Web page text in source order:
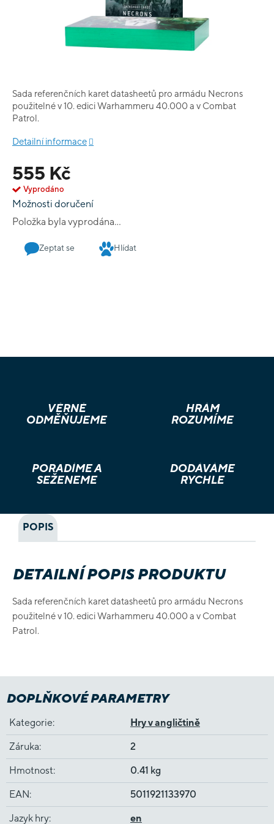
555 Kč
Vyprodáno
Možnosti doručení
Položka byla vyprodána…
Sada referenčních karet datasheetů pro armádu Necrons
použitelné v 10. edici Warhammeru 40.000 a v Combat
Patrol.
Detailní informace
Zeptat se Hlídat
VĚRNÉ
ODMĚŇUJEME
HRÁM
ROZUMÍME
PORADÍME A
SEŽENEME
DODÁVÁME
RYCHLE
POPIS
DETAILNÍ POPIS PRODUKTU
Sada referenčních karet datasheetů pro armádu Necrons
použitelné v 10. edici Warhammeru 40.000 a v Combat
Patrol.
DOPLŇKOVÉ PARAMETRY
Kategorie: Hry v angličtině
Záruka: 2
Hmotnost: 0.41 kg
EAN: 5011921133970
Jazyk hry: en